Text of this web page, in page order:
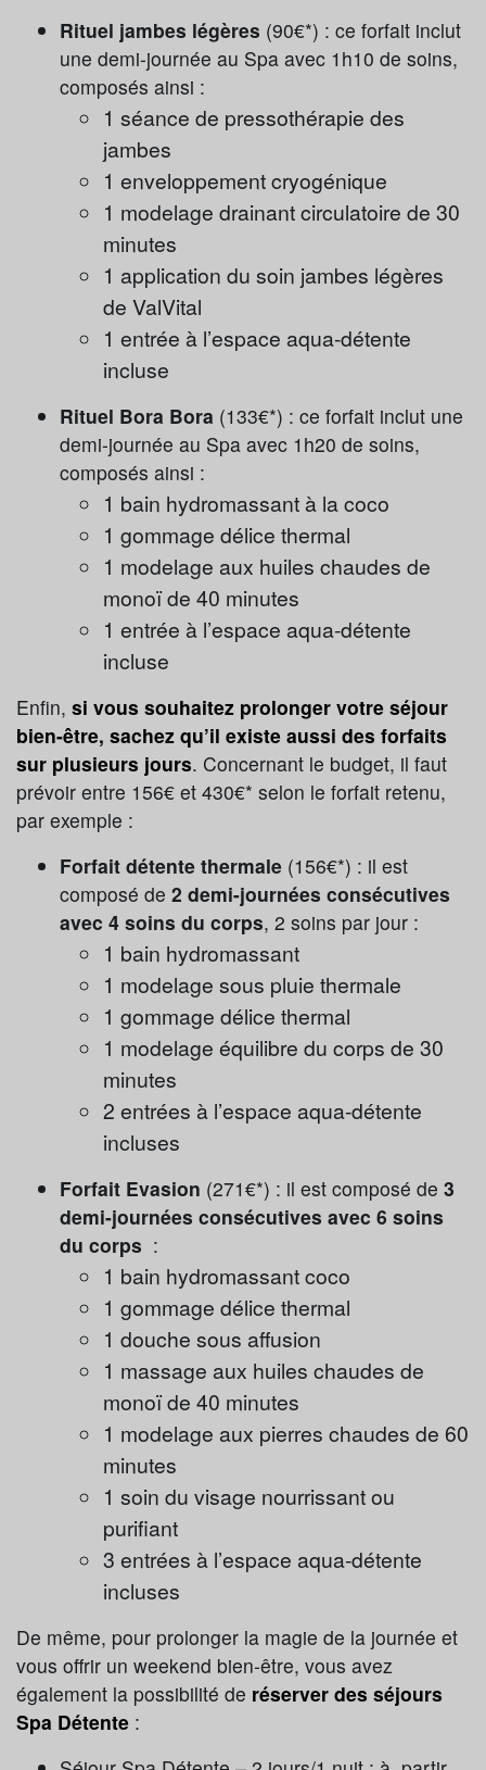
Rituel jambes légères (90€*) : ce forfait inclut
une demi-journée au Spa avec 1h10 de soins,
composés ainsi :
1 séance de pressothérapie des
jambes
1 enveloppement cryogénique
1 modelage drainant circulatoire de 30
minutes
1 application du soin jambes légères
de ValVital
1 entrée à l’espace aqua-détente
incluse
Rituel Bora Bora (133€*) : ce forfait inclut une
demi-journée au Spa avec 1h20 de soins,
composés ainsi :
1 bain hydromassant à la coco
1 gommage délice thermal
1 modelage aux huiles chaudes de
monoï de 40 minutes
1 entrée à l’espace aqua-détente
incluse
Enfin, si vous souhaitez prolonger votre séjour
bien-être, sachez qu’il existe aussi des forfaits
sur plusieurs jours. Concernant le budget, il faut
prévoir entre 156€ et 430€* selon le forfait retenu,
par exemple :
Forfait détente thermale (156€*) : il est
composé de 2 demi-journées consécutives
avec 4 soins du corps, 2 soins par jour :
1 bain hydromassant
1 modelage sous pluie thermale
1 gommage délice thermal
1 modelage équilibre du corps de 30
minutes
2 entrées à l’espace aqua-détente
incluses
Forfait Evasion (271€*) : il est composé de 3
demi-journées consécutives avec 6 soins
du corps :
1 bain hydromassant coco
1 gommage délice thermal
1 douche sous affusion
1 massage aux huiles chaudes de
monoï de 40 minutes
1 modelage aux pierres chaudes de 60
minutes
1 soin du visage nourrissant ou
purifiant
3 entrées à l’espace aqua-détente
incluses
De même, pour prolonger la magie de la journée et
vous offrir un weekend bien-être, vous avez
également la possibilité de réserver des séjours
Spa Détente :